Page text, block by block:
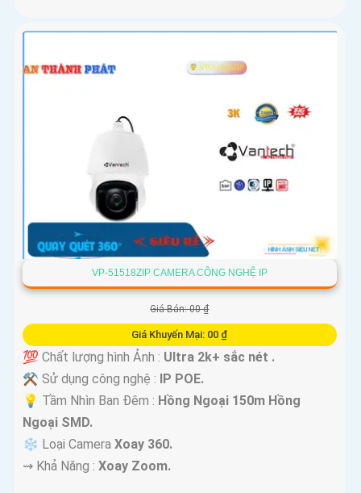
VP-51518ZIP CAMERA CÔNG NGHỆ IP
Giá Bán: 00 ₫
Giá Khuyến Mại: 00 ₫
💯 Chất lượng hình Ảnh : Ultra 2k+ sắc nét .
⚒ Sử dụng công nghệ :
IP POE.
💡 Tầm Nhìn Ban Đêm : Hồng Ngoại 150m Hồng
Ngoại SMD.
❄ Loại Camera Xoay 360.
️⇝ Khả Năng : Xoay Zoom.